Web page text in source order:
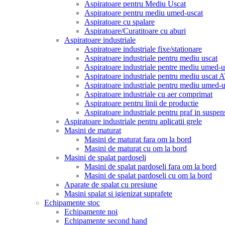
Aspiratoare pentru Mediu Uscat
Aspiratoare pentru mediu umed-uscat
Aspiratoare cu spalare
Aspiratoare/Curatitoare cu aburi
Aspiratoare industriale
Aspiratoare industriale fixe/stationare
Aspiratoare industriale pentru mediu uscat
Aspiratoare industriale pentre mediu umed-
Aspiratoare industriale pentru mediu uscat
Aspiratoare industriale pentru mediu umed-
Aspiratoare industriale cu aer comprimat
Aspiratoare pentru linii de productie
Aspiratoare industriale pentru praf in
Aspiratoare industriale pentru aplicatii grele
Masini de maturat
Masini de maturat fara om la bord
Masini de maturat cu om la bord
Masini de spalat pardoseli
Masini de spalat pardoseli fara om la bord
Masini de spalat pardoseli cu om la bord
Aparate de spalat cu presiune
Masini spalat si igienizat suprafete
Echipamente stoc
Echipamente noi
Echipamente second hand